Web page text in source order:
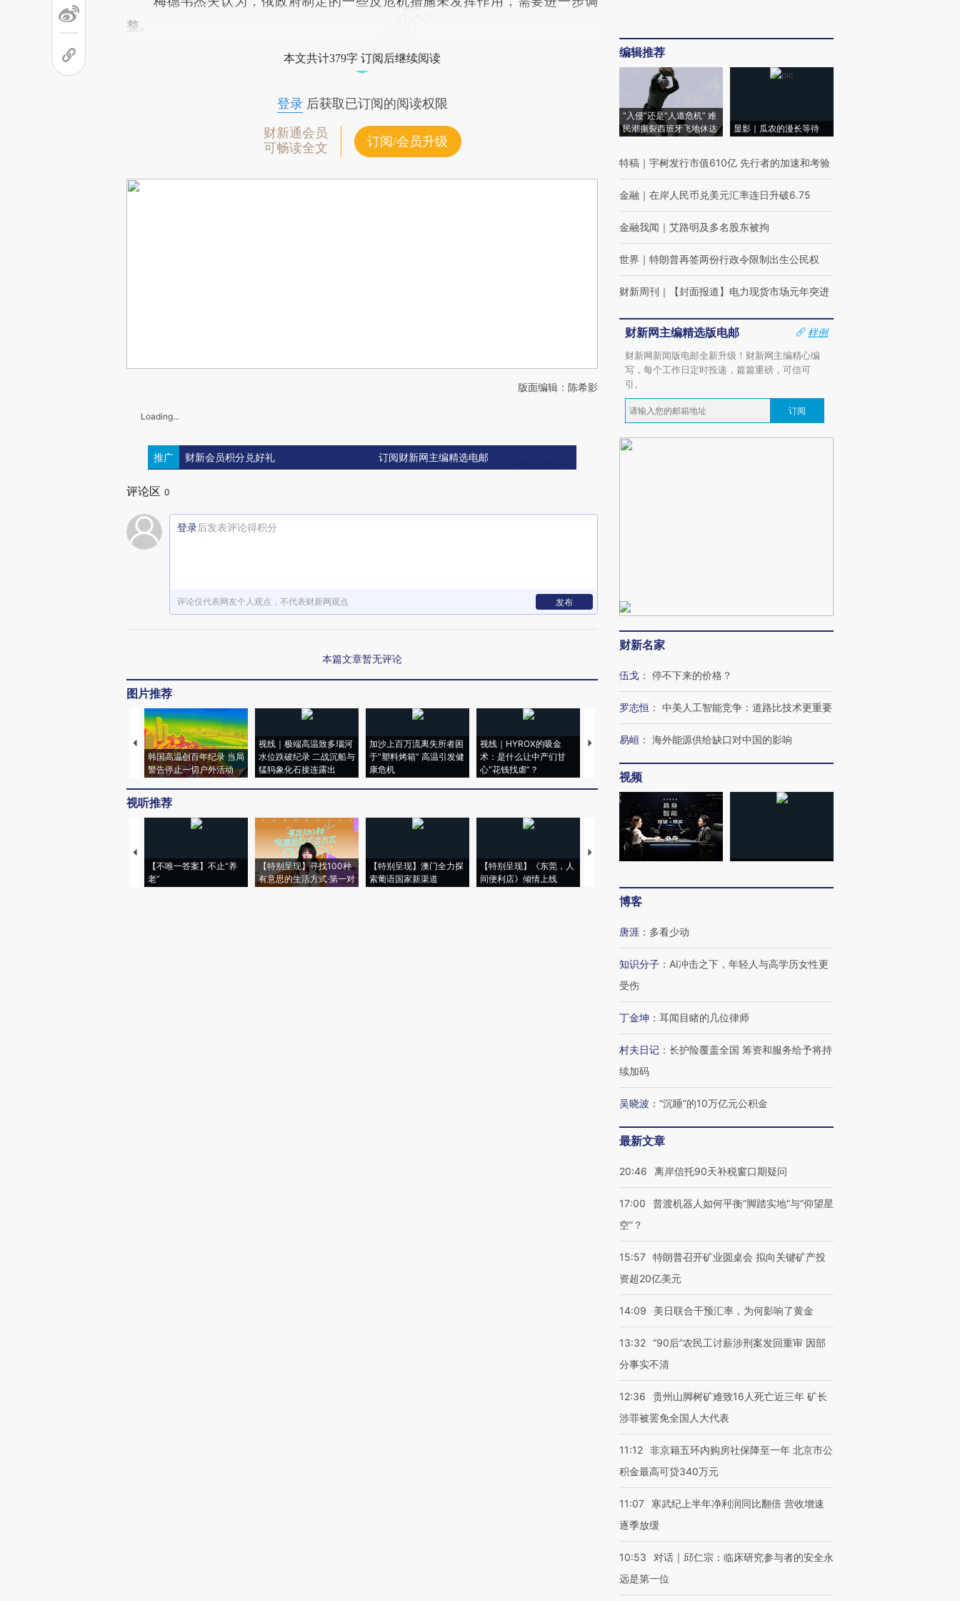
整。
本文共计379字 订阅后继续阅读
登录后获取已订阅的阅读权限
财新通会员
可畅读全文
订阅/会员升级
版面编辑：陈希影
Loading...
推广 财新会员积分兑好礼 订阅财新网主编精选电邮
评论区 0
登录后发表评论得积分
评论仅代表网友个人观点，不代表财新网观点 发布
本篇文章暂无评论
图片推荐
韩国高温创百年纪录 当局
警告停止一切户外活动
视线｜极端高温致多瑙河
水位跌破纪录 二战沉船与
猛犸象化石接连露出
加沙上百万流离失所者困
于“塑料烤箱” 高温引发健
康危机
视线｜HYROX的吸金
术：是什么让中产们甘
心“花钱找虐”？
马航飞行员跨国走私7万
视线｜被称为“蟑螂”的印
视听推荐
【不唯一答案】不止“养
老”
【特别呈现】寻找100种
有意思的生活方式·第一对
【特别呈现】澳门全力探
索葡语国家新渠道
【特别呈现】《东莞，人
间便利店》倾情上线
【推广】走进第四届链博
编辑推荐
“入侵”还是“人道危机” 难
民潮撕裂西班牙飞地休达
显影｜瓜农的漫长等待
特稿 ｜ 宇树发行市值610亿 先行者的加速和考验
金融 ｜ 在岸人民币兑美元汇率连日升破6.75
金融我闻 ｜ 艾路明及多名股东被拘
世界 ｜ 特朗普再签两份行政令限制出生公民权
财新周刊 ｜ 【封面报道】电力现货市场元年突进
财新网主编精选版电邮
样例
财新网新闻版电邮全新升级！财新网主编精心编
写，每个工作日定时投递，篇篇重磅，可信可
引。
订阅
财新名家
伍戈 ： 停不下来的价格？
罗志恒 ： 中美人工智能竞争：道路比技术更重要
易峘 ： 海外能源供给缺口对中国的影响
视频
博客
唐涯 ： 多看少动
知识分子 ： AI冲击之下，年轻人与高学历女性更
受伤
丁金坤 ： 耳闻目睹的几位律师
村夫日记 ： 长护险覆盖全国 筹资和服务给予将持
续加码
吴晓波 ： “沉睡”的10万亿元公积金
最新文章
20:46 离岸信托90天补税窗口期疑问
17:00
普渡机器人如何平衡“脚踏实地”与“仰望星
空”？
15:57 特朗普召开矿业圆桌会 拟向关键矿产投
资超20亿美元
14:09 美日联合干预汇率，为何影响了黄金
13:32 “90后”农民工讨薪涉刑案发回重审 因部
分事实不清
12:36
贵州山脚树矿难致16人死亡近三年 矿长
涉罪被罢免全国人大代表
11:12 非京籍五环内购房社保降至一年 北京市公
积金最高可贷340万元
11:07
寒武纪上半年净利润同比翻倍 营收增速
逐季放缓
10:53
对话｜邱仁宗：临床研究参与者的安全永
远是第一位